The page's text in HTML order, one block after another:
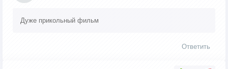
Дуже прикольный фильм
Ответить